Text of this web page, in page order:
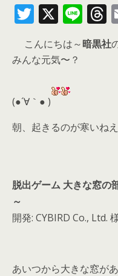
T
w
itt
er
X Li
n
e
T
h
こんにちは～暗黒社
みんな元気〜？
(●´∀｀● )
朝、起きるのが寒いね
脱出ゲーム 大きな窓の
～
開発: CYBIRD Co., Ltd.
あいつから大きな窓が